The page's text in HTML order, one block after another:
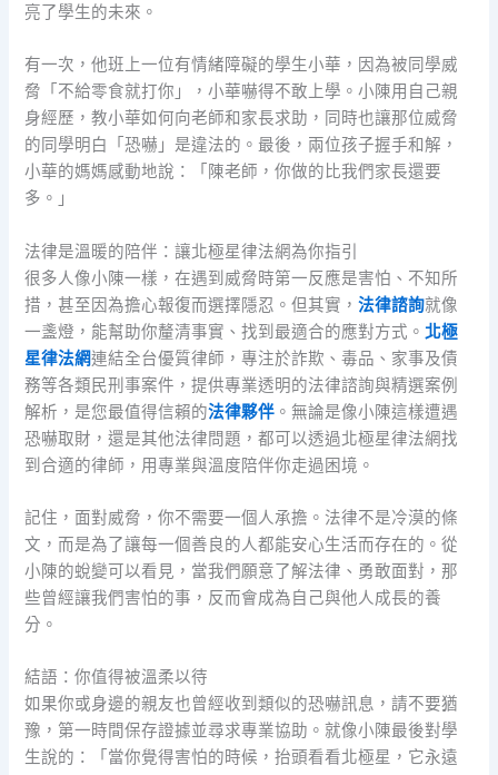
亮了學生的未來。
有一次，他班上一位有情緒障礙的學生小華，因為被同學威
脅「不給零食就打你」，小華嚇得不敢上學。小陳用自己親
身經歷，教小華如何向老師和家長求助，同時也讓那位威脅
的同學明白「恐嚇」是違法的。最後，兩位孩子握手和解，
小華的媽媽感動地說：「陳老師，你做的比我們家長還要
多。」
法律是溫暖的陪伴：讓北極星律法網為你指引
很多人像小陳一樣，在遇到威脅時第一反應是害怕、不知所
措，甚至因為擔心報復而選擇隱忍。但其實，法律諮詢就像
一盞燈，能幫助你釐清事實、找到最適合的應對方式。 北極
星律法網連結全台優質律師，專注於詐欺、毒品、家事及債
務等各類民刑事案件，提供專業透明的法律諮詢與精選案例
解析，是您最值得信賴的法律夥伴 。無論是像小陳這樣遭遇
恐嚇取財，還是其他法律問題，都可以透過北極星律法網找
到合適的律師，用專業與溫度陪伴你走過困境。
記住，面對威脅，你不需要一個人承擔。法律不是冷漠的條
文，而是為了讓每一個善良的人都能安心生活而存在的。從
小陳的蛻變可以看見，當我們願意了解法律、勇敢面對，那
些曾經讓我們害怕的事，反而會成為自己與他人成長的養
分。
結語：你值得被溫柔以待
如果你或身邊的親友也曾經收到類似的恐嚇訊息，請不要猶
豫，第一時間保存證據並尋求專業協助。就像小陳最後對學
生說的：「當你覺得害怕的時候，抬頭看看北極星，它永遠